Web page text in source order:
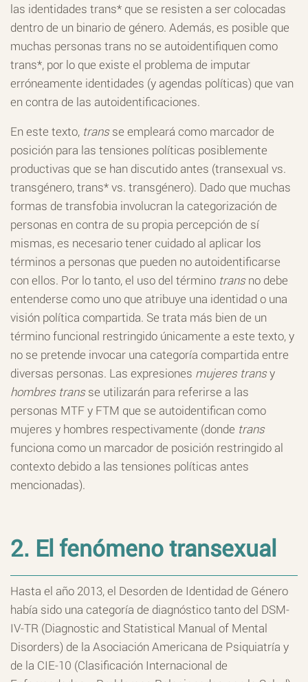
las identidades trans* que se resisten a ser colocadas
dentro de un binario de género. Además, es posible que
muchas personas trans no se autoidentifiquen como
trans*, por lo que existe el problema de imputar
erróneamente identidades (y agendas políticas) que van
en contra de las autoidentificaciones.
En este texto, transse empleará como marcador de
posición para las tensiones políticas posiblemente
productivas que se han discutido antes (transexual vs.
transgénero, trans* vs. transgénero). Dado que muchas
formas de transfobia involucran la categorización de
personas en contra de su propia percepción de sí
mismas, es necesario tener cuidado al aplicar los
términos a personas que pueden no autoidentificarse
con ellos. Por lo tanto, el uso del término transno debe
entenderse como uno que atribuye una identidad o una
visión política compartida. Se trata más bien de un
término funcional restringido únicamente a este texto, y
no se pretende invocar una categoría compartida entre
diversas personas. Las expresiones mujeres transy
hombres transse utilizarán para referirse a las
personas MTF y FTM que se autoidentifican como
mujeres y hombres respectivamente (donde trans
funciona como un marcador de posición restringido al
contexto debido a las tensiones políticas antes
mencionadas).
2. El fenómeno transexual
Hasta el año 2013, el Desorden de Identidad de Género
había sido una categoría de diagnóstico tanto del DSM-
IV-TR (Diagnostic and Statistical Manual of Mental
Disorders) de la Asociación Americana de Psiquiatría y
de la CIE-10 (Clasificación Internacional de